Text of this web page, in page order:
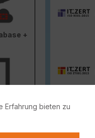
+
Erfahrung bieten zu